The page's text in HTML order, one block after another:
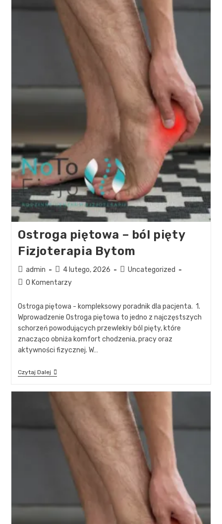
Ostroga piętowa – ból pięty
Fizjoterapia Bytom
admin 4 lutego, 2026
Uncategorized
0 Komentarzy
Ostroga piętowa - kompleksowy poradnik dla pacjenta. 1.
Wprowadzenie Ostroga piętowa to jedno z najczęstszych
schorzeń powodujących przewlekły ból pięty, które
znacząco obniża komfort chodzenia, pracy oraz
aktywności fizycznej. W…
Czytaj Dalej